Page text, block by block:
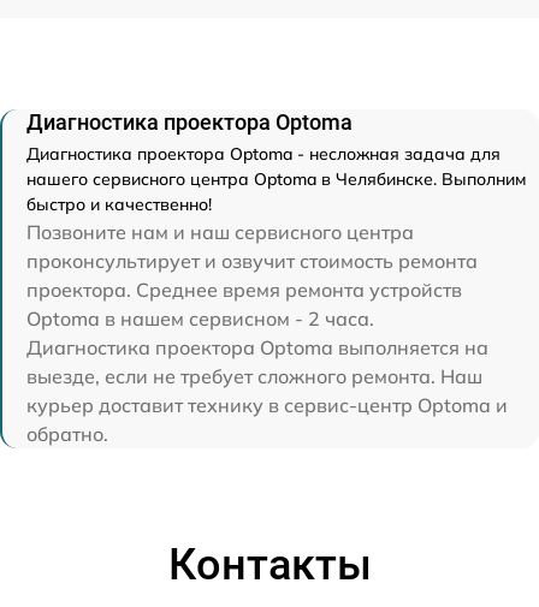
Диагностика проектора Optoma
Диагностика проектора Optoma - несложная задача для
нашего сервисного центра Optoma в Челябинске. Выполним
быстро и качественно!
Позвоните нам и наш сервисного центра
проконсультирует и озвучит стоимость ремонта
проектора. Среднее время ремонта устройств
Optoma в нашем сервисном - 2 часа.
Диагностика проектора Optoma выполняется на
выезде, если не требует сложного ремонта. Наш
курьер доставит технику в сервис-центр Optoma и
обратно.
Контакты